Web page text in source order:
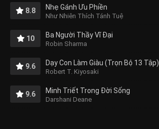
8.8 Nhẹ Gánh Ưu Phiền
Như Nhiên Thích Tánh Tuệ
10 Ba Người Thầy Vĩ Đại
Robin Sharma
9.6 Dạy Con Làm Giàu (Trọn Bộ 13 Tập)
Robert T. Kiyosaki
9.6 Minh Triết Trong Đời Sống
Darshani Deane